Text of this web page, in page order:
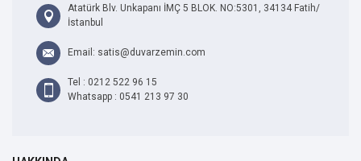
Atatürk Blv. Unkapanı İMÇ 5 BLOK. NO:5301, 34134 Fatih/
İstanbul
Email: satis@duvarzemin.com
Tel : 0212 522 96 15
Whatsapp : 0541 213 97 30